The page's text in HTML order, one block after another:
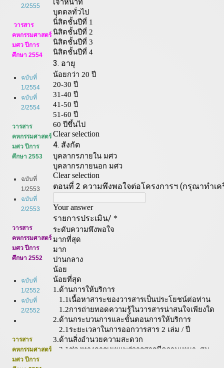
2/2555
วารสาร
คหกรรมศาสตร์
มศว ปีการ
ศึกษา 2554
ฉบับที่
1/2554
ฉบับที่
2/2554
วารสาร
คหกรรมศาสตร์
มศว ปีการ
ศึกษา 2553
ฉบับที่
1/2553
ฉบับที่
2/2553
วารสาร
คหกรรมศาสตร์
มศว ปีการ
ศึกษา 2552
ฉบับที่
1/2552
ฉบับที่
2/2552
วารสาร
คหกรรมศาสตร์
มศว ปีการ